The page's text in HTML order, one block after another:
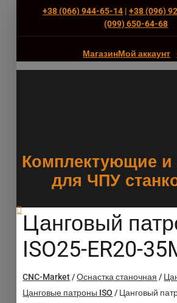
+38 (066) 944-65-14| +38 (096)
(‎099) 650-64-68
МагазинМой аккаунт
Комплектующие и
для ЧПУ
Цанговый
ISO25-ER20-
CNC-Market/Оснастка станочная /
Цанговые патроны ISO / Цанговый